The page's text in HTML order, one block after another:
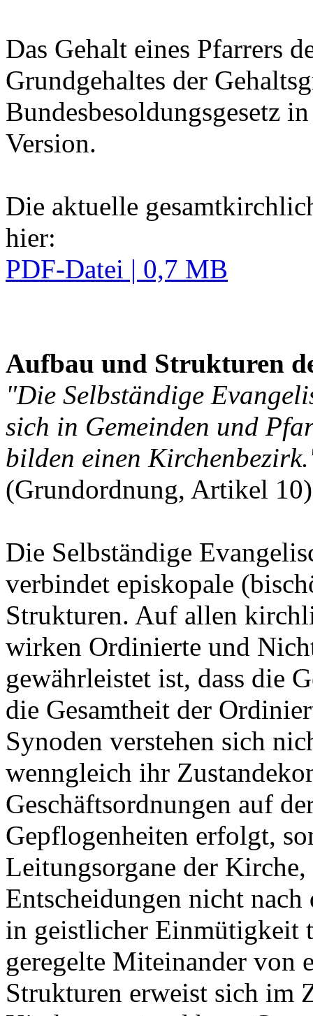
Das Gehalt eines Pfarrers
Grundgehaltes der
Bundesbesoldungsgesetz
Version.
Die aktuelle
hier:
PDF-Datei | 0,7 MB
Aufbau und Strukturen
"Die Selbständige
sich in Gemeinden und
bilden einen
(Grundordnung, Artikel
Die Selbständige
verbindet episkopale
Strukturen. Auf allen
wirken Ordinierte und
gewährleistet ist, dass die
die Gesamtheit der
Synoden verstehen sich
wenngleich ihr
Geschäftsordnungen auf
Gepflogenheiten erfolgt,
Leitungsorgane der
Entscheidungen nicht
in geistlicher Einmütigkeit
geregelte Miteinander von
Strukturen erweist sich im